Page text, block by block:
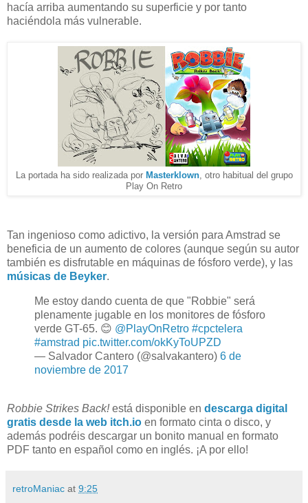
hacía arriba aumentando su superficie y por tanto
haciéndola más vulnerable.
La portada ha sido realizada por Masterklown, otro habitual del grupo
Play On Retro
Tan ingenioso como adictivo, la versión para Amstrad se
beneficia de un aumento de colores (aunque según su autor
también es disfrutable en máquinas de fósforo verde), y las
músicas de Beyker.
Me estoy dando cuenta de que "Robbie" será
plenamente jugable en los monitores de fósforo
verde GT-65. 😊 @PlayOnRetro #cpctelera
#amstrad pic.twitter.com/okKyToUPZD
— Salvador Cantero (@salvakantero) 6 de
noviembre de 2017
Robbie Strikes Back!está disponible en descarga digital
gratis desde la web itch.io en formato cinta o disco, y
además podréis descargar un bonito manual en formato
PDF tanto en español como en inglés. ¡A por ello!
retroManiac at 9:25